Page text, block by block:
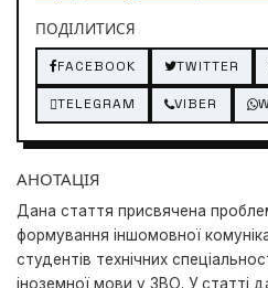
ПОДІЛИТИСЯ
FACEBOOK TWITTER
TELEGRAM VIBER
АНОТАЦІЯ
Дана стаття присвячена
формування іншомовної
студентів технічних
іноземної мови у ЗВО. У статті